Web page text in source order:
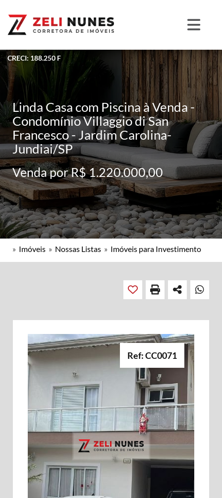
CRECI: 188.250 F
Linda Casa com Piscina à Venda -
Condomínio Villaggio di San
Francesco - Jardim Carolina-
Jundiai/SP
Venda por R$ 1.220.000,00
» Imóveis » Nossas Listas » Imóveis para Investimento
Ref: CC0071